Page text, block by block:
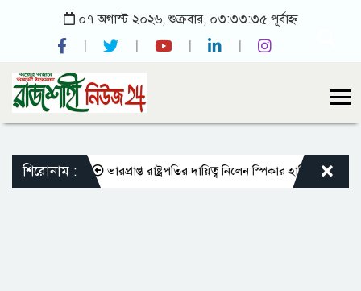
০৭ অগাস্ট ২০২৬, শুক্রবার, ০৩:৩৩:৩৫ পূর্বাহ্ন
শিরোনাম :
শাহী মসজিদ ভারপ্রাপ্ত রাষ্ট্রপতির দায়িত্ব নিলেন স্পিকার হাফিজ উদ্দিন আহমদ